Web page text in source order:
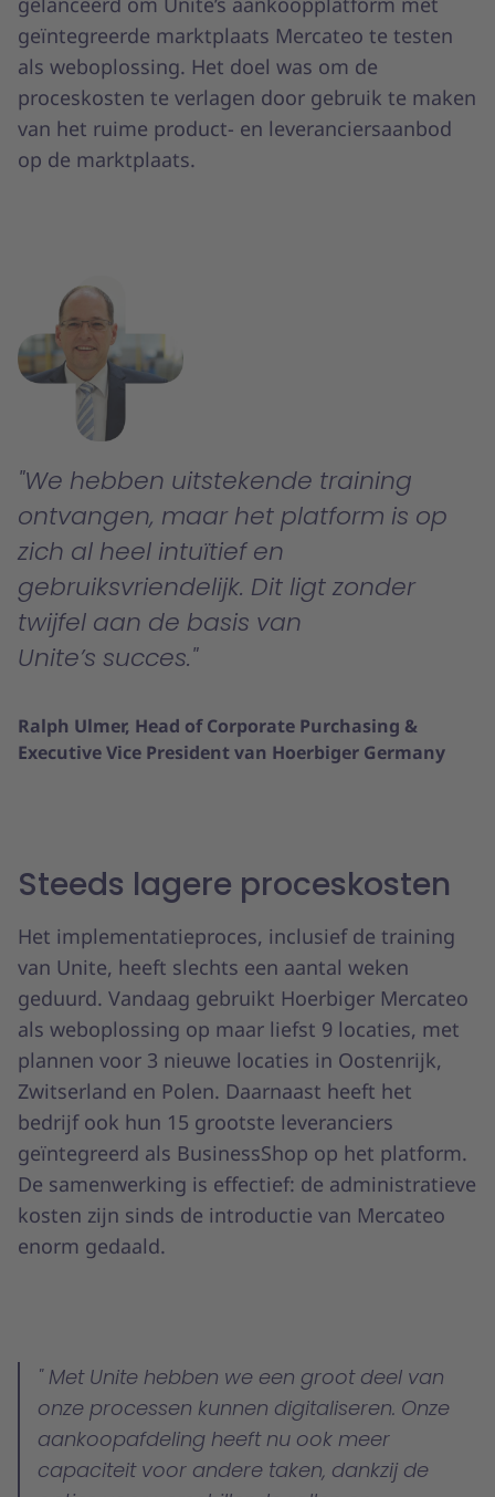
geïntegreerde marktplaats Mercateo te testen
als weboplossing. Het doel was om de
proceskosten te verlagen door gebruik te maken
van het ruime product- en leveranciersaanbod
op de marktplaats.
We hebben uitstekende training
ontvangen, maar het platform is op
zich al heel intuïtief en
gebruiksvriendelijk. Dit ligt zonder
twijfel aan de basis van
Unite’s succes.
Ralph Ulmer, Head of Corporate Purchasing &
Executive Vice President van Hoerbiger Germany
Steeds lagere proceskosten
Het implementatieproces, inclusief de training
van Unite, heeft slechts een aantal weken
geduurd. Vandaag gebruikt Hoerbiger Mercateo
als weboplossing op maar liefst 9 locaties, met
plannen voor 3 nieuwe locaties in Oostenrijk,
Zwitserland en Polen. Daarnaast heeft het
bedrijf ook hun 15 grootste leveranciers
geïntegreerd als BusinessShop op het platform.
De samenwerking is effectief: de administratieve
kosten zijn sinds de introductie van Mercateo
enorm gedaald.
Met Unite hebben we een groot deel van
onze processen kunnen digitaliseren. Onze
aankoopafdeling heeft nu ook meer
capaciteit voor andere taken, dankzij de